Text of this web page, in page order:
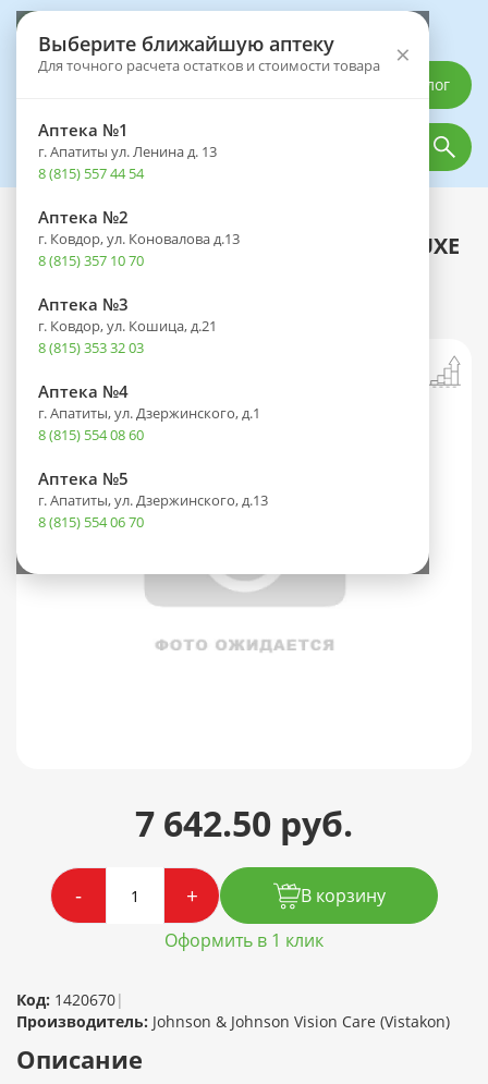
Выберите ближайшую аптеку
Для точного расчета остатков и стоимости товара ×
Аптека №1
г. Апатиты ул. Ленина д. 13
8 (815) 557 44 54
Аптека №2
г. Ковдор, ул. Коновалова д.13
8 (815) 357 10 70
Аптека №3
г. Ковдор, ул. Кошица, д.21
8 (815) 353 32 03
Аптека №4
г. Апатиты, ул. Дзержинского, д.1
8 (815) 554 08 60
Аптека №5
г. Апатиты, ул. Дзержинского, д.13
8 (815) 554 06 70
Каталог
Каталог Оптика
Линзы ACUVUE OASYS WITH HYDRALUXE
(1 день) BC 9.0 контактные мягкие
корриг. (-4.50) №90
7 642.50 руб.
- +
В корзину
Оформить в 1 клик
Код: 1420670|
Производитель: Johnson & Johnson Vision Care (Vistakon)
Описание